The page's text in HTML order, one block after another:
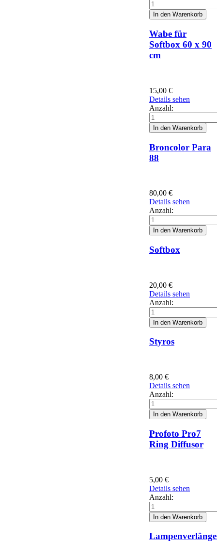
Wabe für
Softbox 60 x 90
cm
15,00 €
Details sehen
Anzahl:
Broncolor Para
88
80,00 €
Details sehen
Anzahl:
Softbox
20,00 €
Details sehen
Anzahl:
Styros
8,00 €
Details sehen
Anzahl:
Profoto Pro7
Ring Diffusor
5,00 €
Details sehen
Anzahl: